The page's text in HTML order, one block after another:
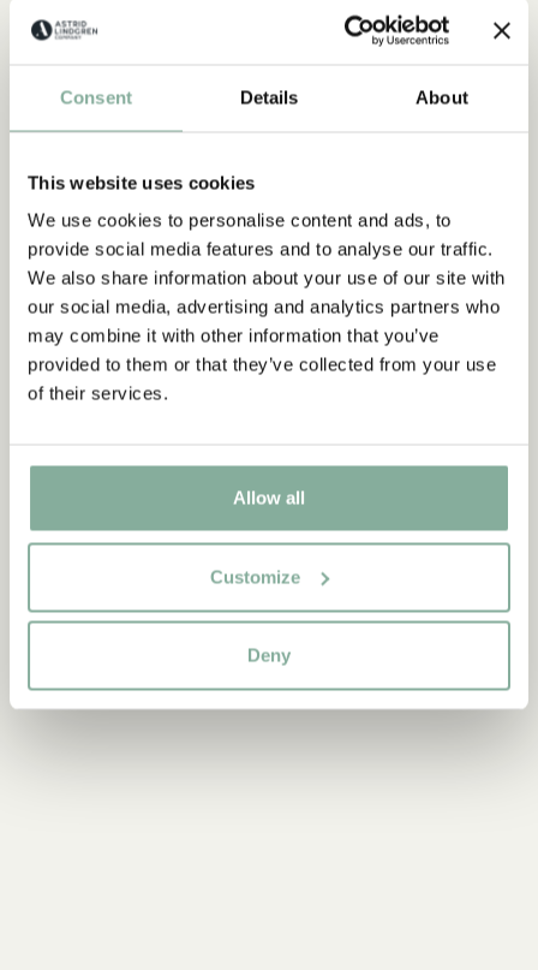
Consent Details About
This website uses cookies
We use cookies to personalise content and ads, to
provide social media features and to analyse our traffic.
We also share information about your use of our site with
our social media, advertising and analytics partners who
may combine it with other information that you’ve
provided to them or that they’ve collected from your use
of their services.
Allow all
Customize
Deny
inflygande genom Lillebrors fönster, pigg och nyter och alltid
redo för nya filurerier.
Den andra boken om Karlsson på taket, i vilken fröken Bock,
Köp produkten
Stora boken om Karlsson på taket
KARLSSON PÅ TAKET
229.00 SEK
LÄGG I VARUKORG
Upptäck mer Böcker